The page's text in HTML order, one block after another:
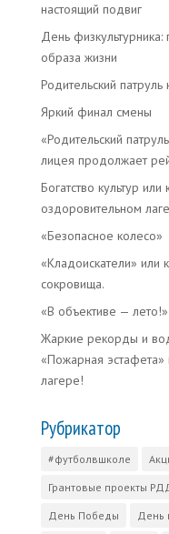
настоящий подвиг
День
образа жизни
Родительский
Яркий финал смены
«Родительский
лицея продолжает
Богатство культур
оздоровительном
«Безопасное колесо»
«Кладоискатели» или
сокровища.
«В объективе — лето!»
Жаркие рекорды и
«Пожарная
лагере!
Рубрикатор
#футболвшколе
Грантовые проекты
День Победы День